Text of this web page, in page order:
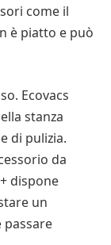
come il
è piatto e può
Ecovacs
stanza
di pulizia.
da
dispone
un